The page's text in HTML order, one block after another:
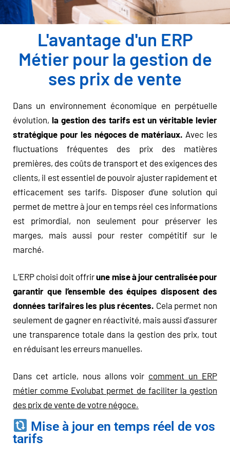
L'avantage d'un ERP
Métier pour la gestion de
ses prix de vente
Dans un environnement économique en perpétuelle
évolution, la gestion des tarifs est un véritable levier
stratégique pour les négoces de matériaux. Avec les
fluctuations fréquentes des prix des matières
premières, des coûts de transport et des exigences des
clients, il est essentiel de pouvoir ajuster rapidement et
efficacement ses tarifs. Disposer d’une solution qui
permet de mettre à jour en temps réel ces informations
est primordial, non seulement pour préserver les
marges, mais aussi pour rester compétitif sur le
marché.
L’ERP choisi doit offrirune mise à jour centralisée pour
garantir que l’ensemble des équipes disposent des
données tarifaires les plus récentes. Cela permet non
seulement de gagner en réactivité, mais aussi d’assurer
une transparence totale dans la gestion des prix, tout
en réduisant les erreurs manuelles.
Dans cet article, nous allons voir comment un ERP
métier comme Evolubat permet de faciliter la gestion
des prix de vente de votre négoce.
Mise à jour en temps réel de vos
tarifs